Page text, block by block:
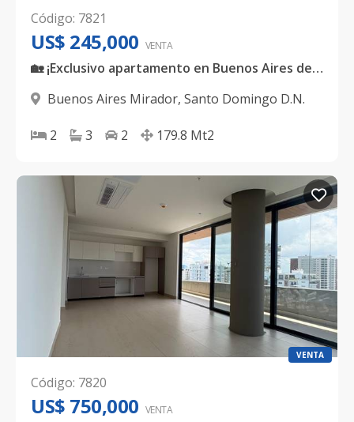
Código: 7821
US$ 245,000 VENTA
🏡 ¡Exclusivo apartamento en Buenos Aires del Mirador Sur!
Buenos Aires Mirador, Santo Domingo D.N.
2 3 2 179.8 Mt2
VENTA
Código: 7820
US$ 750,000 VENTA